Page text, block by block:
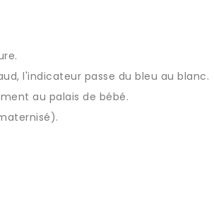
l'indicateur passe du bleu au blanc.
au palais de bébé.